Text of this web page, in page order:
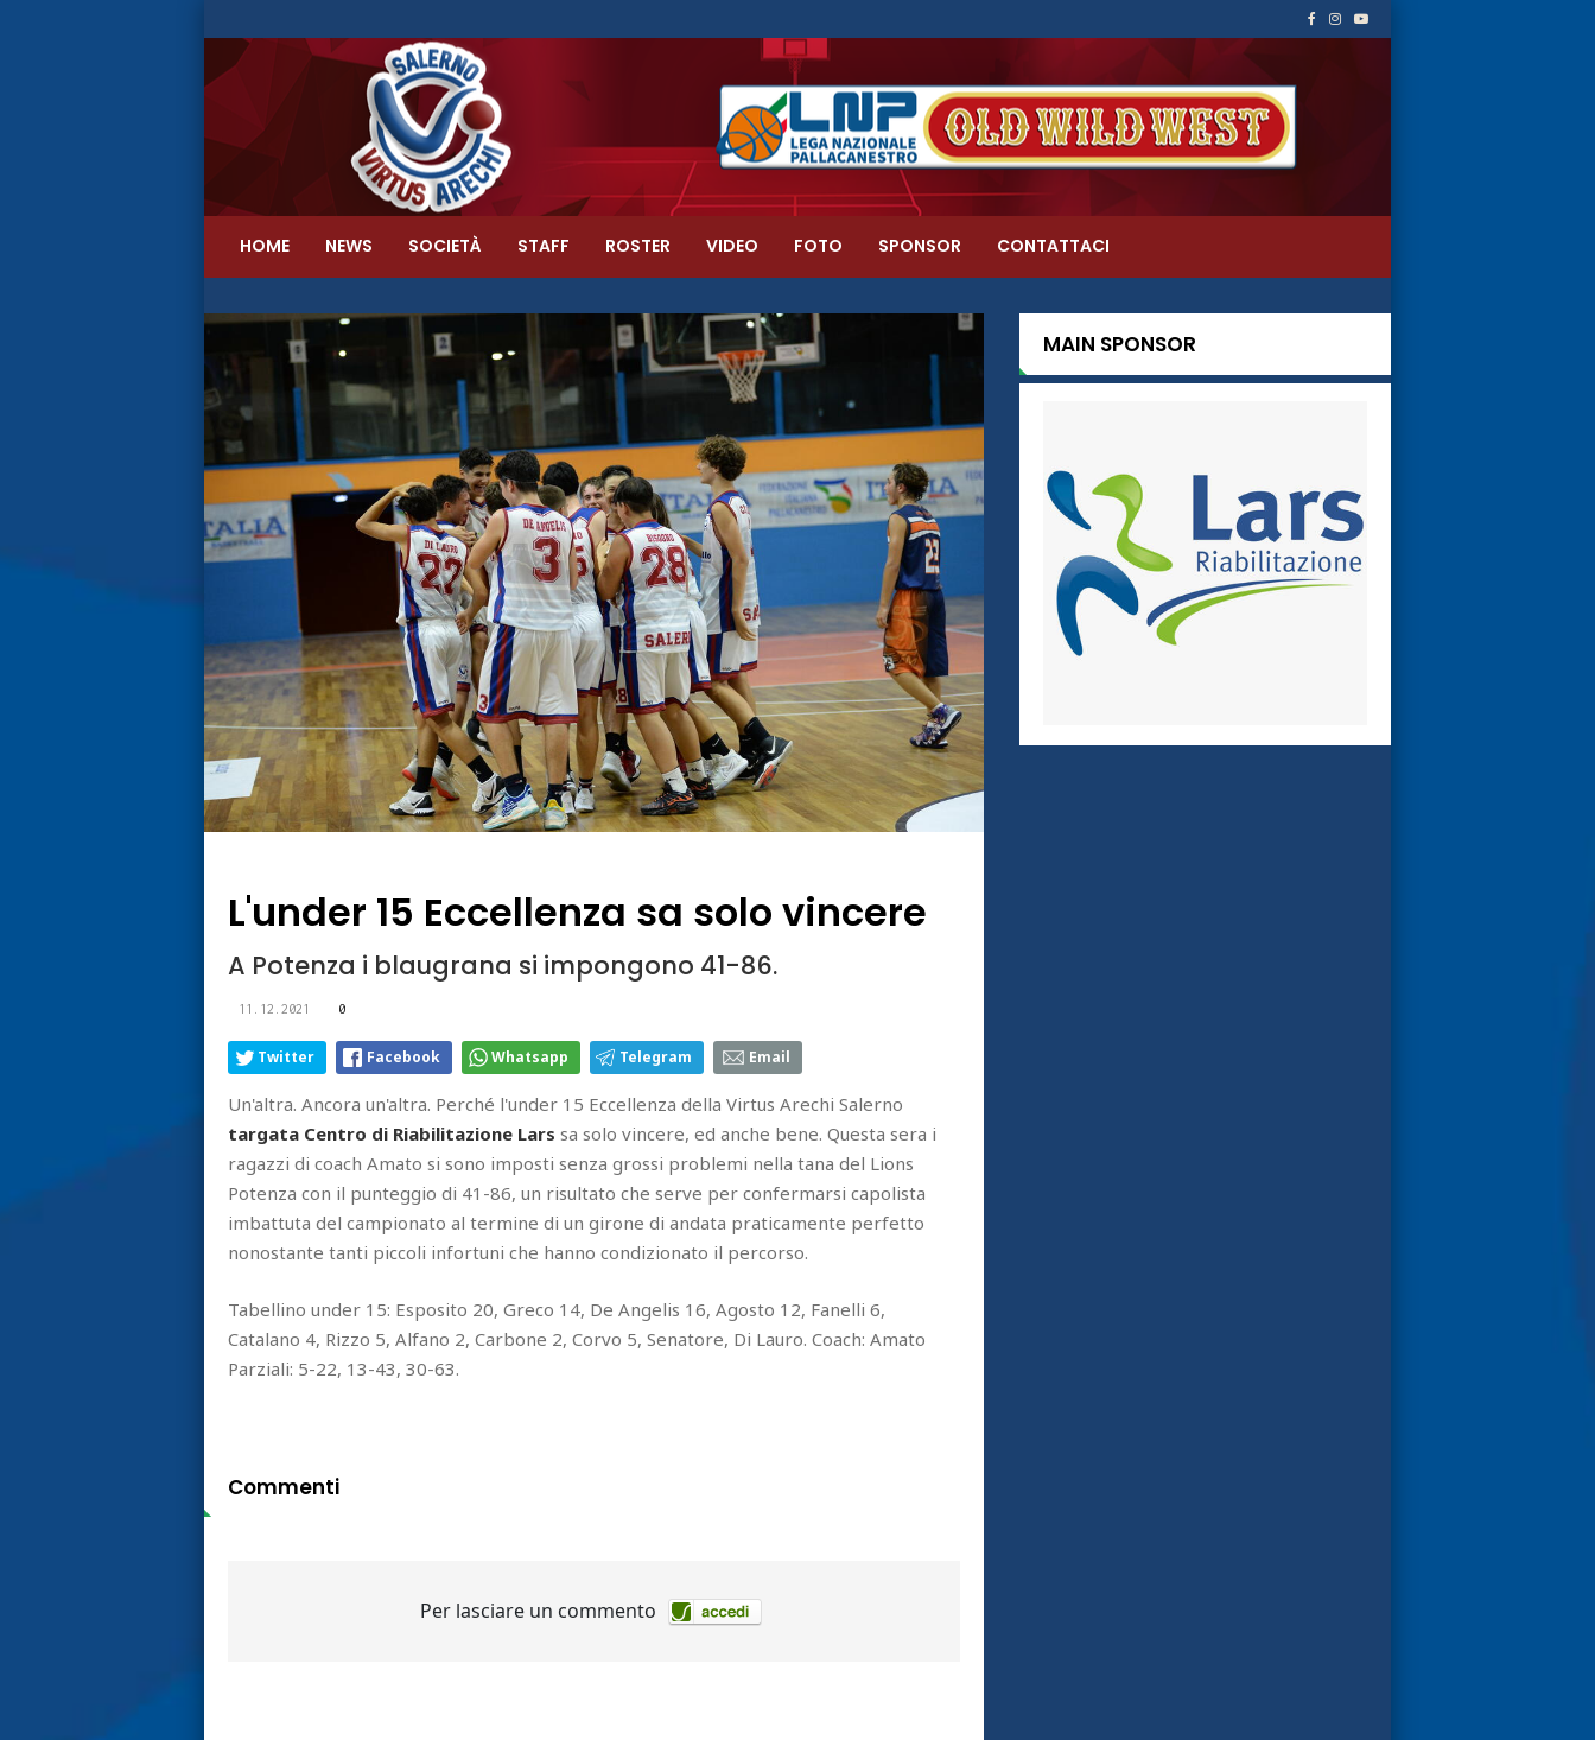
HOME NEWS SOCIETÀ STAFF ROSTER VIDEO FOTO SPONSOR CONTATTACI
L'under 15 Eccellenza sa solo vincere
A Potenza i blaugrana si impongono 41-86.
11.12.2021 0
Twitter Facebook Whatsapp Telegram Email
Un'altra. Ancora un'altra. Perché l'under 15 Eccellenza della Virtus Arechi Salerno
targata Centro di Riabilitazione Lars sa solo vincere, ed anche bene. Questa sera i
ragazzi di coach Amato si sono imposti senza grossi problemi nella tana del Lions
Potenza con il punteggio di 41-86, un risultato che serve per confermarsi capolista
imbattuta del campionato al termine di un girone di andata praticamente perfetto
nonostante tanti piccoli infortuni che hanno condizionato il percorso.
Tabellino under 15: Esposito 20, Greco 14, De Angelis 16, Agosto 12, Fanelli 6,
Catalano 4, Rizzo 5, Alfano 2, Carbone 2, Corvo 5, Senatore, Di Lauro. Coach: Amato
Parziali: 5-22, 13-43, 30-63.
Commenti
MAIN SPONSOR